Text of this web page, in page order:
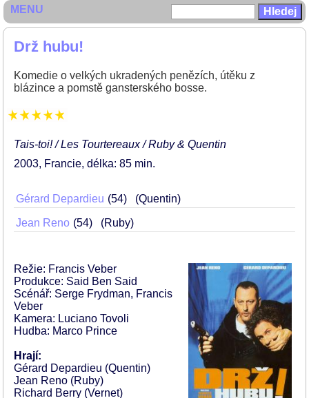
Drž hubu!
Komedie o velkých ukradených penězích, útěku z
blázince a pomstě gansterského bosse.
Tais-toi! / Les Tourtereaux / Ruby & Quentin
2003 Francie délka: 85 min
Gérard Depardieu 54 (Quentin)
Jean Reno 54 (Ruby)
Režie: Francis Veber
Produkce: Said Ben Said
Scénář: Serge Frydman, Francis
Veber
Kamera: Luciano Tovoli
Hudba: Marco Prince
Hrají:
Gérard Depardieu (Quentin)
Jean Reno (Ruby)
Richard Berry (Vernet)
MENU